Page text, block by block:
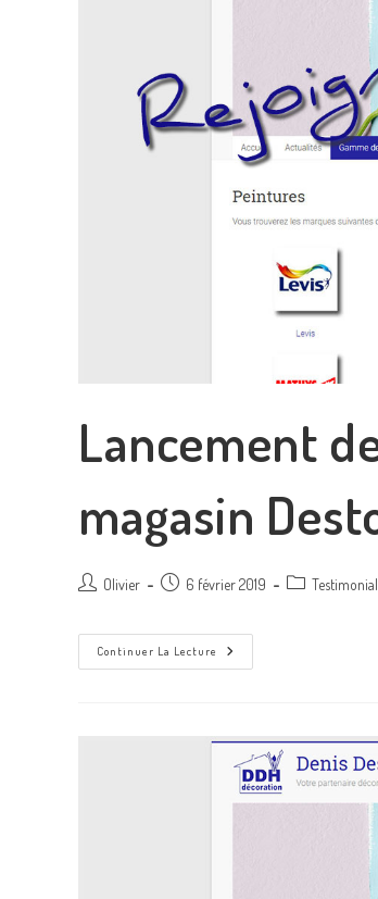
Lancement
magasin
Olivier 6 février 2019
Continuer La Lecture